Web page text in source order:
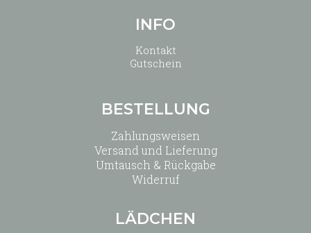
INFO
Kontakt
Gutschein
BESTELLUNG
Zahlungsweisen
Versand und Lieferung
Umtausch & Rückgabe
Widerruf
LÄDCHEN